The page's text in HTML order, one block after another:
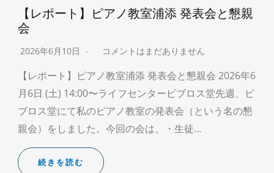
【レポート】ピアノ教室浦添 発表会と懇親
会
2026年6月10日 コメントはまだありません
【レポート】ピアノ教室浦添 発表会と懇親会 2026年6
月6日 (土) 14:00〜ライフセンタービブロス堂先週、ビ
ブロス堂にて私のピアノ教室の発表会（という名の懇
親会）をしました。今回の会は、・生徒…
続きを読む